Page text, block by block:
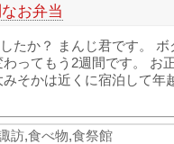
お弁当
たか？ まんじ君です。
わってもう2週間です。 お
そかは近くに宿泊して年
訪,食べ物,食祭館